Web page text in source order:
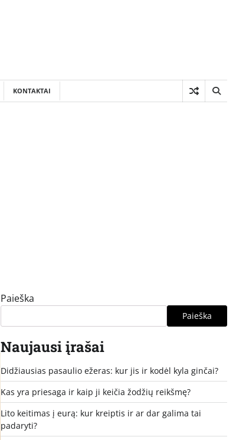
KONTAKTAI
Paieška
Paieška
Naujausi įrašai
Didžiausias pasaulio ežeras: kur jis ir kodėl kyla ginčai?
Kas yra priesaga ir kaip ji keičia žodžių reikšmę?
Lito keitimas į eurą: kur kreiptis ir ar dar galima tai
padaryti?